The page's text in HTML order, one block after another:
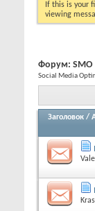
If this is your
viewing
Форум: SMO
Social Media
Заголовок /